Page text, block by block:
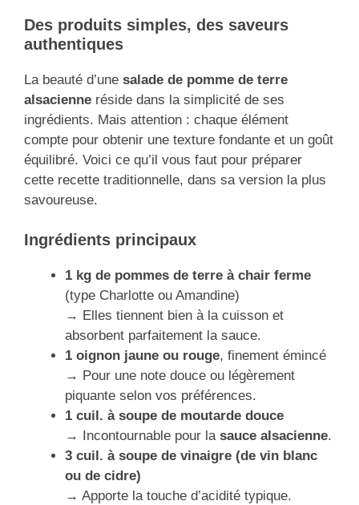
Des produits simples, des saveurs
authentiques
La beauté d’une salade de pomme de terre
alsacienne réside dans la simplicité de ses
ingrédients. Mais attention : chaque élément
compte pour obtenir une texture fondante et un goût
équilibré. Voici ce qu’il vous faut pour préparer
cette recette traditionnelle, dans sa version la plus
savoureuse.
Ingrédients principaux
1 kg de pommes de terre à chair ferme
(type Charlotte ou Amandine)
→ Elles tiennent bien à la cuisson et
absorbent parfaitement la sauce.
1 oignon jaune ou rouge, finement émincé
→ Pour une note douce ou légèrement
piquante selon vos préférences.
1 cuil. à soupe de moutarde douce
→ Incontournable pour la sauce alsacienne.
3 cuil. à soupe de vinaigre (de vin blanc
ou de cidre)
→ Apporte la touche d’acidité typique.